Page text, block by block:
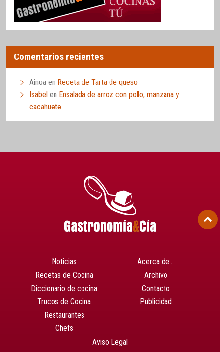
Comentarios recientes
Ainoa en Receta de Tarta de queso
Isabel en Ensalada de arroz con pollo, manzana y
cacahuete
Noticias
Recetas de Cocina
Diccionario de cocina
Trucos de Cocina
Restaurantes
Chefs
Acerca de…
Archivo
Contacto
Publicidad
Aviso Legal